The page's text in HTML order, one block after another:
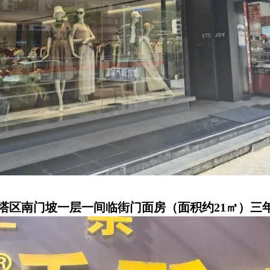
门坡一层一间临街门面房（面积约21㎡）三